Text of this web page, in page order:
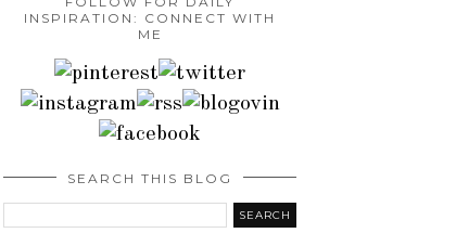
INSPIRATION: CONNECT WITH
ME
SEARCH THIS BLOG